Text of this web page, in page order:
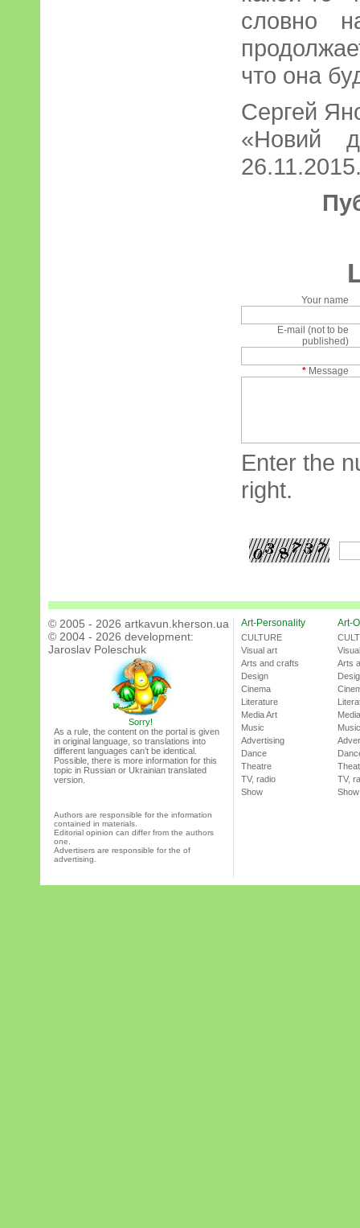
словно
что она
Сергей
«Новий
Your name
E-mail (not to be
published)
* Message
Enter the
right.
© 2005 - 2026 artkavun.kherson.ua
© 2004 - 2026 development:
Jaroslav Poleschuk
Sorry!
As a rule, the content on the portal is given
in original language, so translations into
different languages can’t be identical.
Possible, there is more information for this
topic in Russian or Ukrainian translated
version.
Authors are responsible for the information
contained in materials.
Editorial opinion can differ from the authors
one.
Advertisers are responsible for the of
advertising.
Art-Personality
CULTURE
Visual art
Arts and crafts
Design
Cinema
Literature
Media Art
Music
Advertising
Dance
Theatre
TV, radio
Show
Art-
Arts
Music
TV,
Show